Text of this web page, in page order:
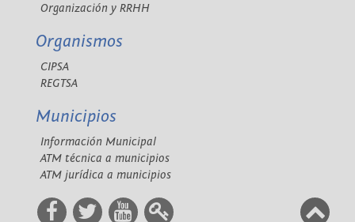
Organización y RRHH
Organismos
CIPSA
REGTSA
Municipios
Información Municipal
ATM técnica a municipios
ATM jurídica a municipios